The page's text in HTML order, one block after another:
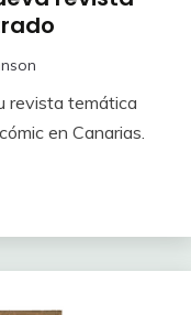
revista temática
en Canarias.